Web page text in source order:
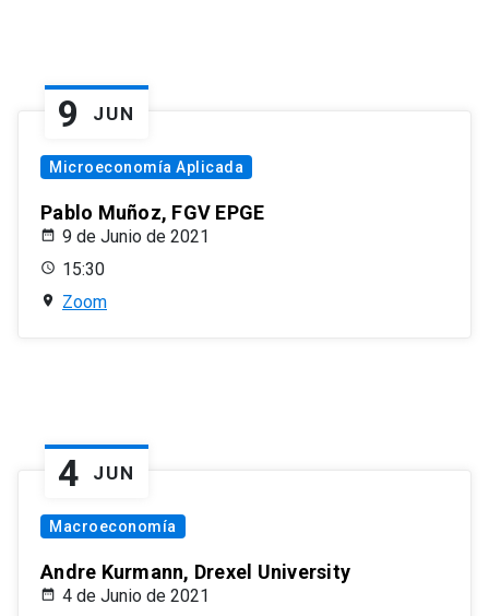
9 JUN
Microeconomía Aplicada
Pablo Muñoz, FGV EPGE
9 de Junio de 2021
15:30
Zoom
4 JUN
Macroeconomía
Andre Kurmann, Drexel University
4 de Junio de 2021